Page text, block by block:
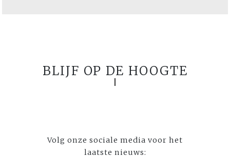
BLIJF OP DE HOOGTE
Volg onze sociale media voor het
laatste nieuws: